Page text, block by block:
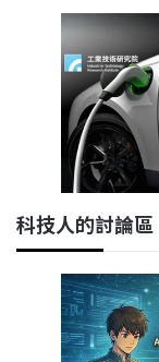
科技人的討論區